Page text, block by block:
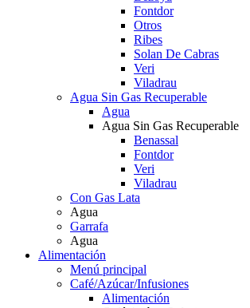
Fontdor
Otros
Ribes
Solan De Cabras
Veri
Viladrau
Agua Sin Gas Recuperable
Agua
Agua Sin Gas Recuperable
Benassal
Fontdor
Veri
Viladrau
Con Gas Lata
Agua
Garrafa
Agua
Alimentación
Menú principal
Café/Azúcar/Infusiones
Alimentación